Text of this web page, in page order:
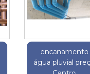
encanamento
água pluvial